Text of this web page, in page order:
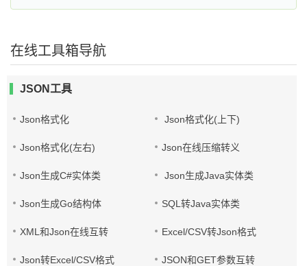
在线工具箱导航
JSON工具
Json格式化 Json格式化(上下)
Json格式化(左右) Json在线压缩转义
Json生成C#实体类 Json生成Java实体类
Json生成Go结构体 SQL转Java实体类
XML和Json在线互转 Excel/CSV转Json格式
Json转Excel/CSV格式 JSON和GET参数互转